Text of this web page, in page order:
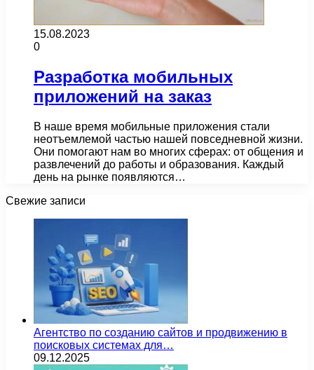
15.08.2023
0
Разработка мобильных
приложений на заказ
В наше время мобильные приложения стали
неотъемлемой частью нашей повседневной жизни.
Они помогают нам во многих сферах: от общения и
развлечений до работы и образования. Каждый
день на рынке появляются…
Свежие записи
Агентство по созданию сайтов и продвижению в
поисковых системах для…
09.12.2025